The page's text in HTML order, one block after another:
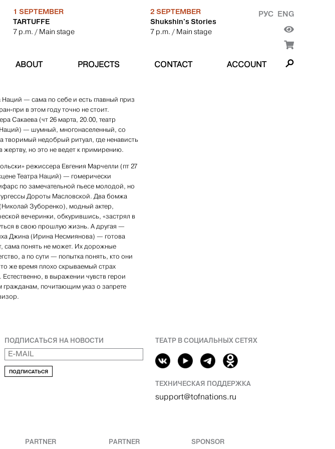
1 SEPTEMBER
TARTUFFE
7 p.m. / Main stage
2 SEPTEMBER
Shukshin's Stories
7 p.m. / Main stage
РУС ENG
ABOUT PROJECTS CONTACT ACCOUNT
Наций — сама по себе и есть главный приз
при в этом году точно не стоит.
Сакаева (чт 26 марта, 20.00, театр
— шумный, многонаселенный, со
недобрый ритуал, где ненависть
но это не ведет к примирению.
режиссера Евгения Марчелли (пт 27
Театра Наций) — гомерически
по замечательной пьесе молодой, но
Дороты Масловской. Два бомжа
Зуборенко), модный актер,
вечеринки, обкурившись, «застрял в
в свою прошлую жизнь. А другая —
Джина (Ирина Несмиянова) — готова
сама понять не может. Их дорожные
а по сути — попытка понять, кто они
же время плохо скрываемый страх
в выражении чувств герои
почитающим указ о запрете
ПОДПИСАТЬСЯ НА НОВОСТИ
ПОДПИСАТЬСЯ
ТЕАТР В СОЦИАЛЬНЫХ СЕТЯХ
ТЕХНИЧЕСКАЯ ПОДДЕРЖКА
support@tofnations.ru
PARTNER PARTNER SPONSOR